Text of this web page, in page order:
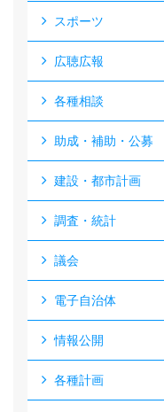
スポーツ
広聴広報
各種相談
助成・補助・公募
建設・都市計画
調査・統計
議会
電子自治体
情報公開
各種計画